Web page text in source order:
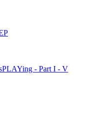
- Part I - V